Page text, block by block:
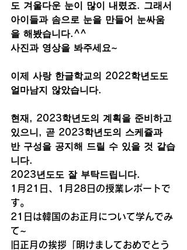
도 겨울다운 눈이 많이 내렸죠. 그래서
아이들과 솜으로 눈을 만들어 눈싸움
을 해봤습니다.^^
사진과 영상을 봐주세요~
이제 사랑 한글학교의 2022학년도도
얼마남지 않았습니다.
현재, 2023학년도의 계획을 준비하고
있으니, 곧 2023학년도의 스케쥴과
반 구성을 공지해 드릴 수 있을 것 같습
니다.
2023년도도 잘 부탁드립니다.
1月21日、1月28日の授業レポートで
す。
21日は韓国のお正月について学んでみ
て~
旧正月の挨拶「明けましておめでとう